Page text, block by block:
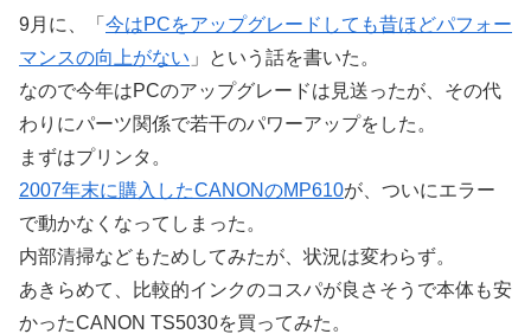
9月に、「 今はPCをアップグレードしても昔ほどパフォー
マンスの向上がない 」という話を書いた。
なので今年はPCのアップグレードは見送ったが、その代
わりにパーツ関係で若干のパワーアップをした。
まずはプリンタ。
2007年末に購入したCANONのMP610が、ついにエラー
で動かなくなってしまった。
内部清掃などもためしてみたが、状況は変わらず。
あきらめて、比較的インクのコスパが良さそうで本体も安
かったCANON TS5030を買ってみた。